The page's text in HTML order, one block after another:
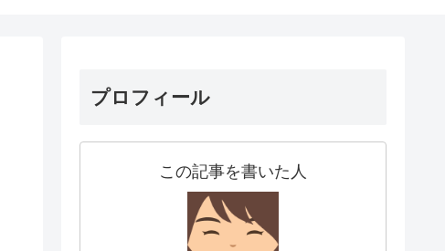
プロフィール
この記事を書いた人